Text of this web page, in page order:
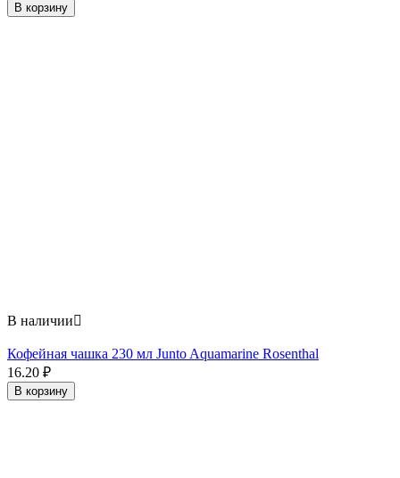
В корзину
В наличии
Кофейная чашка 230 мл Junto Aquamarine Rosenthal
16.20 ₽
В корзину